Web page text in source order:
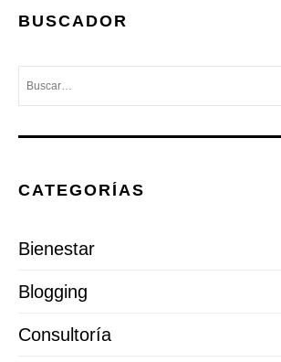
BUSCADOR
CATEGORÍAS
Bienestar
Blogging
Consultoría